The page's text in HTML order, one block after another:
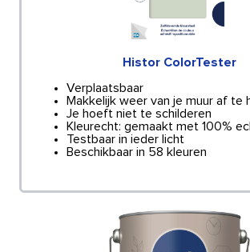
Histor ColorTester
Verplaatsbaar
Makkelijk weer van je muur af te
Je hoeft niet te schilderen
Kleurecht: gemaakt met 100%
Testbaar in ieder licht
Beschikbaar in 58 kleuren